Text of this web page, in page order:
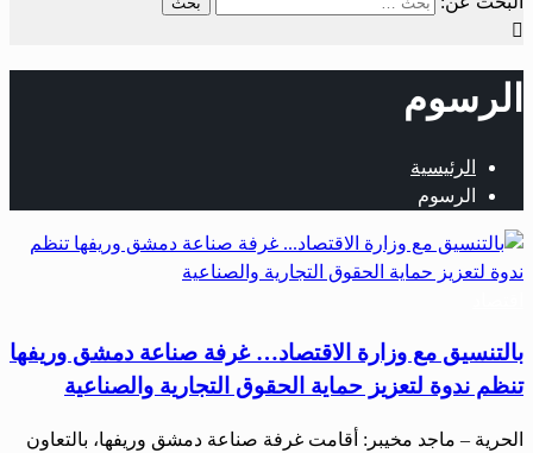
الرسوم
الرئيسية
الرسوم
بالتنسيق مع وزارة الاقتصاد… غرفة صناعة دمشق وريفها
تنظم ندوة لتعزيز حماية الحقوق التجارية والصناعية
الحرية – ماجد مخيبر: أقامت غرفة صناعة دمشق وريفها، بالتعاون